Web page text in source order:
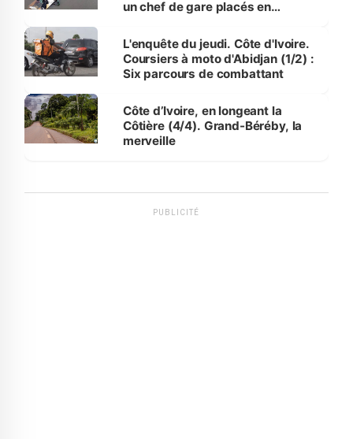
un chef de gare placés en
L'enquête du jeudi. Côte d'Ivoire.
Coursiers à moto d'Abidjan (1/2) :
Six parcours de combattant
Côte d’Ivoire, en longeant la
Côtière (4/4). Grand-Béréby, la
merveille
PUBLICITÉ